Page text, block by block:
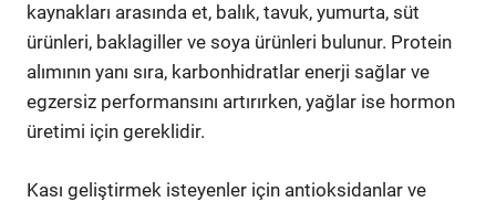
kaynakları arasında et, balık, tavuk, yumurta, süt
ürünleri, baklagiller ve soya ürünleri bulunur. Protein
alımının yanı sıra, karbonhidratlar enerji sağlar ve
egzersiz performansını artırırken, yağlar ise hormon
üretimi için gereklidir.
Kası geliştirmek isteyenler için antioksidanlar ve